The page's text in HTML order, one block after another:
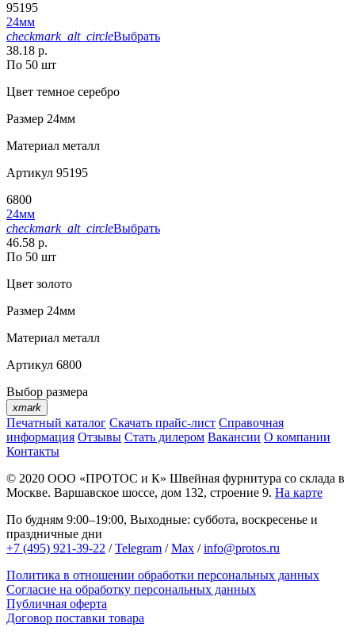
95195
24мм
checkmark_alt_circleВыбрать
38.18 р.
По 50 шт
Цвет темное серебро
Размер 24мм
Материал металл
Артикул 95195
6800
24мм
checkmark_alt_circleВыбрать
46.58 р.
По 50 шт
Цвет золото
Размер 24мм
Материал металл
Артикул 6800
Выбор размера
xmark
Печатный каталог Скачать прайс-лист Справочная
информация Отзывы Стать дилером Вакансии О компании
Контакты
© 2020 ООО «ПРОТОС и К» Швейная фурнитура со склада в
Москве. Варшавское шоссе, дом 132, строение 9. На карте
По будням 9:00–19:00, Выходные: суббота, воскресенье и
праздничные дни
+7 (495) 921-39-22 /Telegram /Max /info@protos.ru
Политика в отношении обработки персональных данных
Согласие на обработку персональных данных
Публичная оферта
Договор поставки товара